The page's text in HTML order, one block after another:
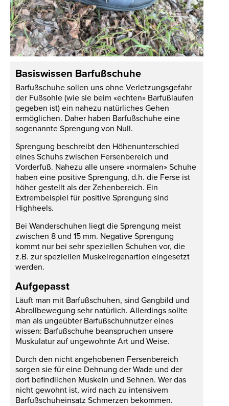
Basiswissen Barfußschuhe
Barfußschuhe sollen uns ohne Verletzungsgefahr
der Fußsohle (wie sie beim «echten» Barfußlaufen
gegeben ist) ein nahezu natürliches Gehen
ermöglichen. Daher haben Barfußschuhe eine
sogenannte Sprengung von Null.
Sprengung beschreibt den Höhenunterschied
eines Schuhs zwischen Fersenbereich und
Vorderfuß. Nahezu alle unsere «normalen» Schuhe
haben eine positive Sprengung, d.h. die Ferse ist
höher gestellt als der Zehenbereich. Ein
Extrembeispiel für positive Sprengung sind
Highheels.
Bei Wanderschuhen liegt die Sprengung meist
zwischen 8 und 15 mm. Negative Sprengung
kommt nur bei sehr speziellen Schuhen vor, die
z.B. zur speziellen Muskelregenartion eingesetzt
werden.
Aufgepasst
Läuft man mit Barfußschuhen, sind Gangbild und
Abrollbewegung sehr natürlich. Allerdings sollte
man als ungeübter Barfußschuhnutzer eines
wissen: Barfußschuhe beanspruchen unsere
Muskulatur auf ungewohnte Art und Weise.
Durch den nicht angehobenen Fersenbereich
sorgen sie für eine Dehnung der Wade und der
dort befindlichen Muskeln und Sehnen. Wer das
nicht gewohnt ist, wird nach zu intensivem
Barfußschuheinsatz Schmerzen bekommen.